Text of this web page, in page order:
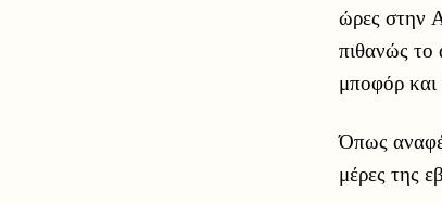
ώρες στην
πιθανώς το
μποφόρ και
Όπως
μέρες της